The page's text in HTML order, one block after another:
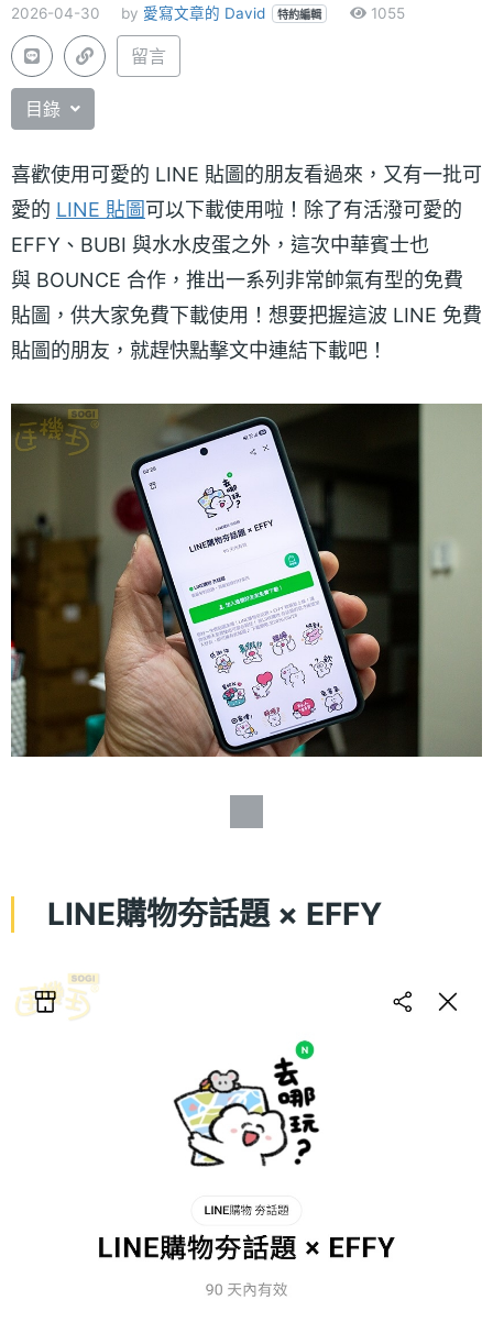
2026-04-30 by 愛寫文章的 David 特約編輯 1055
留言
目錄
喜歡使用可愛的 LINE 貼圖的朋友看過來，又有一批可
愛的 LINE 貼圖可以下載使用啦！除了有活潑可愛的
EFFY、BUBI 與水水皮蛋之外，這次中華賓士也
與 BOUNCE 合作，推出一系列非常帥氣有型的免費
貼圖，供大家免費下載使用！想要把握這波 LINE 免費
貼圖的朋友，就趕快點擊文中連結下載吧！
LINE購物夯話題 × EFFY